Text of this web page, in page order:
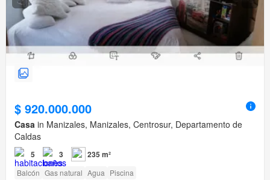
$ 920.000.000
Casa in Manizales, Manizales, Centrosur, Departamento de
Caldas
5 3 235 m²
Balcón Gas natural Agua Piscina